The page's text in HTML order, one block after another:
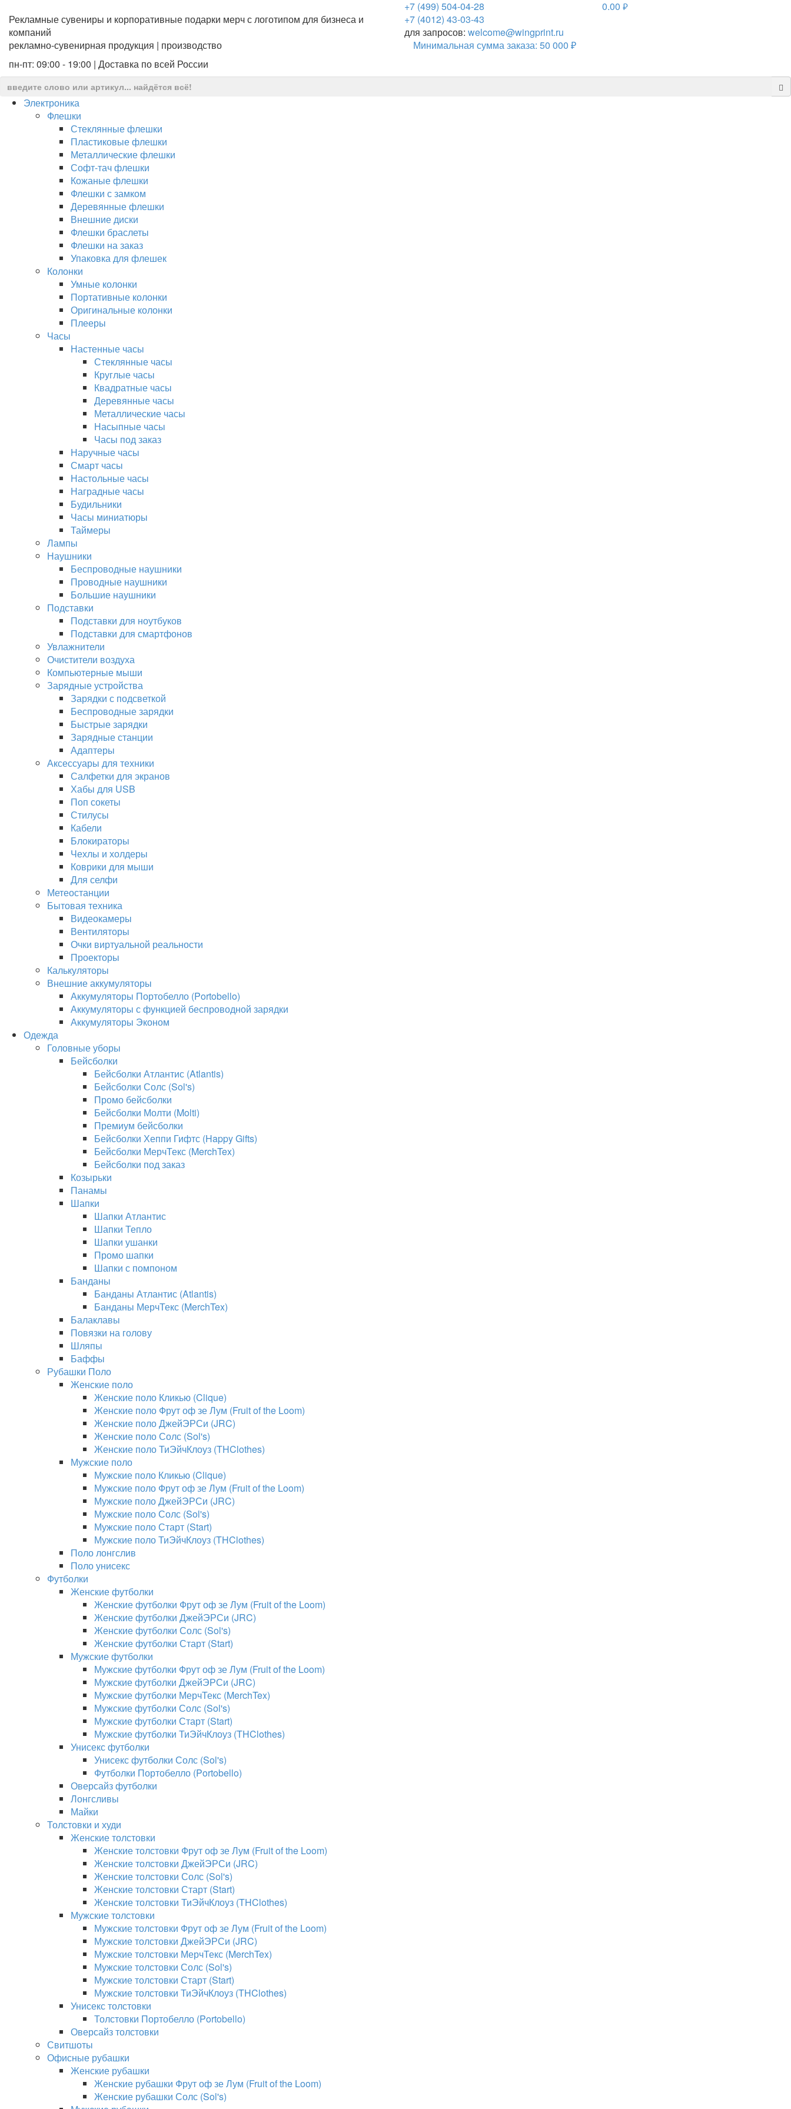
Рекламные сувениры и корпоративные подарки мерч с логотипом для бизнеса и
компаний
рекламно-сувенирная продукция | производство
пн-пт: 09:00 - 19:00 | Доставка по всей России
+7 (499) 504-04-28
+7 (4012) 43-03-43
для запросов: welcome@wingprint.ru
Минимальная сумма заказа: 50 000 ₽
0.00 руб.
Электроника
Флешки
Стеклянные флешки
Пластиковые флешки
Металлические флешки
Софт-тач флешки
Кожаные флешки
Флешки с замком
Деревянные флешки
Внешние диски
Флешки браслеты
Флешки на заказ
Упаковка для флешек
Колонки
Умные колонки
Портативные колонки
Оригинальные колонки
Плееры
Часы
Настенные часы
Стеклянные часы
Круглые часы
Квадратные часы
Деревянные часы
Металлические часы
Насыпные часы
Часы под заказ
Наручные часы
Смарт часы
Настольные часы
Наградные часы
Будильники
Часы миниатюры
Таймеры
Лампы
Наушники
Беспроводные наушники
Проводные наушники
Большие наушники
Подставки
Подставки для ноутбуков
Подставки для смартфонов
Увлажнители
Очистители воздуха
Компьютерные мыши
Зарядные устройства
Зарядки с подсветкой
Беспроводные зарядки
Быстрые зарядки
Зарядные станции
Адаптеры
Аксессуары для техники
Салфетки для экранов
Хабы для USB
Поп сокеты
Стилусы
Кабели
Блокираторы
Чехлы и холдеры
Коврики для мыши
Для селфи
Метеостанции
Бытовая техника
Видеокамеры
Вентиляторы
Очки виртуальной реальности
Проекторы
Калькуляторы
Внешние аккумуляторы
Аккумуляторы Портобелло (Portobello)
Аккумуляторы с функцией беспроводной зарядки
Аккумуляторы Эконом
Одежда
Головные уборы
Бейсболки
Бейсболки Атлантис (Atlantis)
Бейсболки Солс (Sol's)
Промо бейсболки
Бейсболки Молти (Molti)
Премиум бейсболки
Бейсболки Хеппи Гифтс (Happy Gifts)
Бейсболки МерчТекс (MerchTex)
Бейсболки под заказ
Козырьки
Панамы
Шапки
Шапки Атлантис
Шапки Тепло
Шапки ушанки
Промо шапки
Шапки с помпоном
Банданы
Банданы Атлантис (Atlantis)
Банданы МерчТекс (MerchTex)
Балаклавы
Повязки на голову
Шляпы
Баффы
Рубашки Поло
Женские поло
Женские поло Кликью (Clique)
Женские поло Фрут оф зе Лум (Fruit of the Loom)
Женские поло ДжейЭРСи (JRC)
Женские поло Солс (Sol's)
Женские поло ТиЭйчКлоуз (THClothes)
Мужские поло
Мужские поло Кликью (Clique)
Мужские поло Фрут оф зе Лум (Fruit of the Loom)
Мужские поло ДжейЭРСи (JRC)
Мужские поло Солс (Sol's)
Мужские поло Старт (Start)
Мужские поло ТиЭйчКлоуз (THClothes)
Поло лонгслив
Поло унисекс
Футболки
Женские футболки
Женские футболки Фрут оф зе Лум (Fruit of the Loom)
Женские футболки ДжейЭРСи (JRC)
Женские футболки Солс (Sol's)
Женские футболки Старт (Start)
Мужские футболки
Мужские футболки Фрут оф зе Лум (Fruit of the Loom)
Мужские футболки ДжейЭРСи (JRC)
Мужские футболки МерчТекс (MerchTex)
Мужские футболки Солс (Sol's)
Мужские футболки Старт (Start)
Мужские футболки ТиЭйчКлоуз (THClothes)
Унисекс футболки
Унисекс футболки Солс (Sol's)
Футболки Портобелло (Portobello)
Оверсайз футболки
Лонгсливы
Майки
Толстовки и худи
Женские толстовки
Женские толстовки Фрут оф зе Лум (Fruit of the Loom)
Женские толстовки ДжейЭРСи (JRC)
Женские толстовки Солс (Sol's)
Женские толстовки Старт (Start)
Женские толстовки ТиЭйчКлоуз (THClothes)
Мужские толстовки
Мужские толстовки Фрут оф зе Лум (Fruit of the Loom)
Мужские толстовки ДжейЭРСи (JRC)
Мужские толстовки МерчТекс (MerchTex)
Мужские толстовки Солс (Sol's)
Мужские толстовки Старт (Start)
Мужские толстовки ТиЭйчКлоуз (THClothes)
Унисекс толстовки
Толстовки Портобелло (Portobello)
Оверсайз толстовки
Свитшоты
Офисные рубашки
Женские рубашки
Женские рубашки Фрут оф зе Лум (Fruit of the Loom)
Женские рубашки Солс (Sol's)